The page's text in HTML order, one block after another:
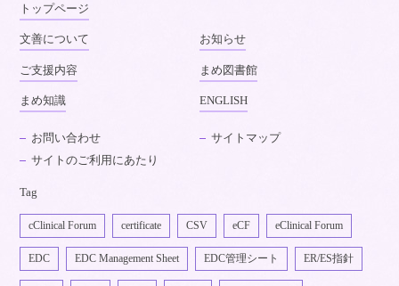
トップページ
文善について お知らせ
ご支援内容 まめ図書館
まめ知識 ENGLISH
お問い合わせ
サイトマップ
サイトのご利用にあたり
Tag
cClinical Forum certificate CSV eCF eClinical Forum
EDC EDC Management Sheet EDC管理シート ER/ES指針